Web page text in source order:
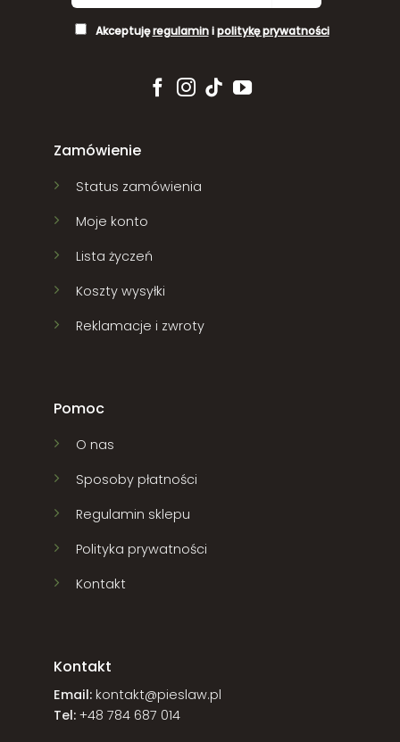
Akceptujęregulaminipolitykę prywatności
Zamówienie
Status zamówienia
Moje konto
Lista życzeń
Koszty wysyłki
Reklamacje i zwroty
Pomoc
O nas
Sposoby płatności
Regulamin sklepu
Polityka prywatności
Kontakt
Kontakt
Email: kontakt@pieslaw.pl
Tel: +48 784 687 014